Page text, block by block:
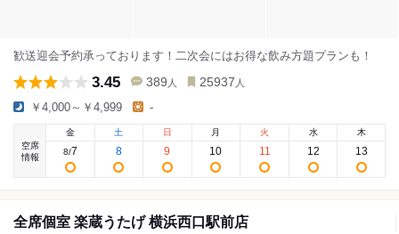
歓送迎会予約承っております！二次会にはお得な飲み方題プランも！
3.45 389 人 25937 人
￥4,000～￥4,999 -
空席
情報
金
8/7
土
8
日
9
月
10
火
11
水
12
木
13
全席個室 楽蔵うたげ 横浜西口駅前店